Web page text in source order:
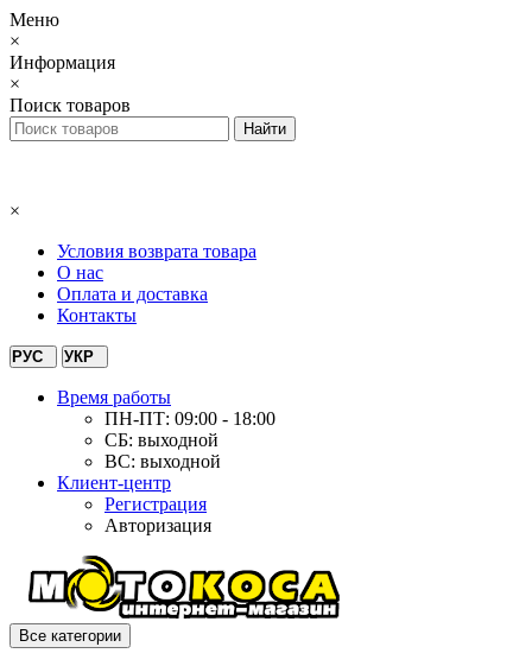
Меню
×
Информация
×
Поиск товаров
×
Условия возврата товара
О нас
Оплата и доставка
Контакты
РУС УКР
Время работы
ПН-ПТ: 09:00 - 18:00
СБ: выходной
ВС: выходной
Клиент-центр
Регистрация
Авторизация
Все категории